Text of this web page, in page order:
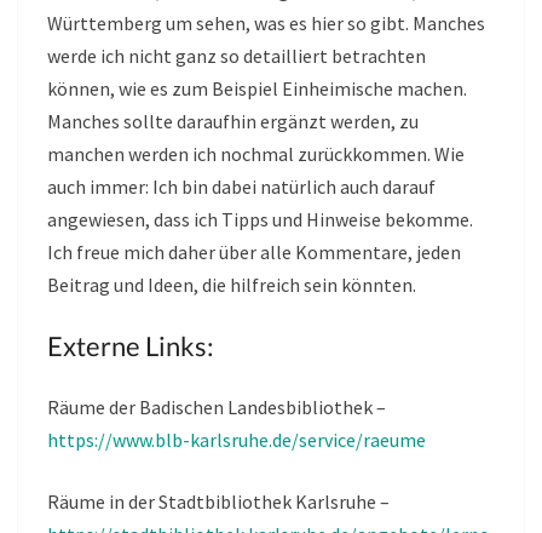
Württemberg um sehen, was es hier so gibt. Manches
werde ich nicht ganz so detailliert betrachten
können, wie es zum Beispiel Einheimische machen.
Manches sollte daraufhin ergänzt werden, zu
manchen werden ich nochmal zurückkommen. Wie
auch immer: Ich bin dabei natürlich auch darauf
angewiesen, dass ich Tipps und Hinweise bekomme.
Ich freue mich daher über alle Kommentare, jeden
Beitrag und Ideen, die hilfreich sein könnten.
Externe Links:
Räume der Badischen Landesbibliothek –
https://www.blb-karlsruhe.de/service/raeume
Räume in der Stadtbibliothek Karlsruhe –